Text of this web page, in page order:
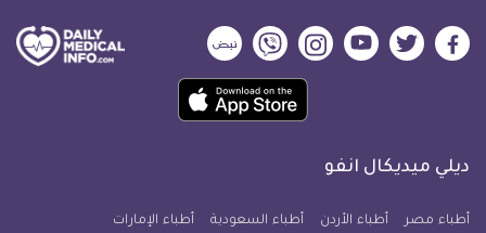
ديلي
فيسبوك
ديلي
تويتر
ديلي
ميديكال
يوتيوب
ديلي
ميديكال
انفو
ديلي
ميديكال
انفو
ديلي
ميديكال
انفو
حمل
تطبيق
معلومة
ديلي ميديكال انفو
أطباء مصر أطباء الأردن أطباء السعودية أطباء الإمارات